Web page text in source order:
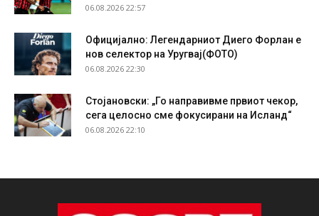
06.08.2026 22:57
Официјално: Легендарниот Диего Форлан е
нов селектор на Уругвај(ФОТО)
06.08.2026 22:30
Стојановски: „Го направивме првиот чекор,
сега целосно сме фокусирани на Исланд“
06.08.2026 22:10